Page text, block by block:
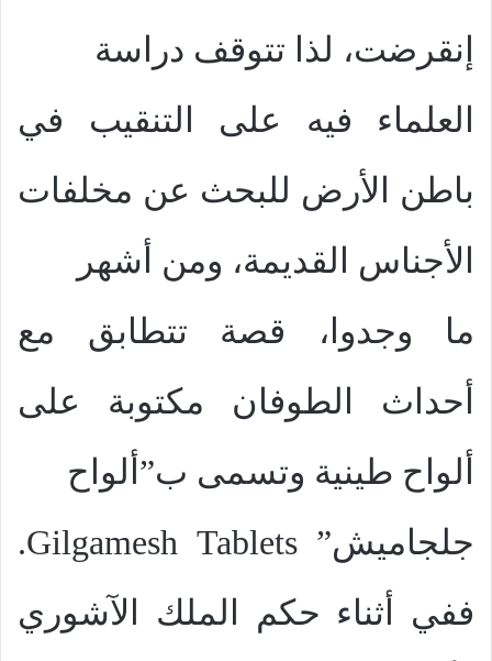
إنقرضت، لذا تتوقف دراسة
العلماء فيه على التنقيب في
باطن الأرض للبحث عن مخلفات
الأجناس القديمة، ومن أشهر
ما وجدوا، قصة تتطابق مع
أحداث الطوفان مكتوبة على
ألواح طينية وتسمى ب”ألواح
جلجاميش”Gilgamesh Tablets
.
ففي أثناء حكم الملك الآشوري